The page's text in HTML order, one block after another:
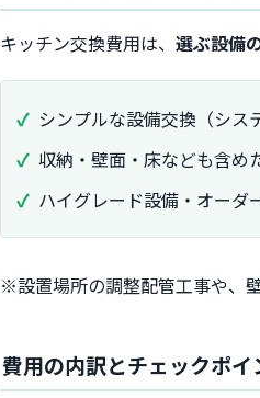
キッチン交換費用は、 選ぶ設備
シンプルな設備交換（シ
収納・壁面・床なども含め
ハイグレード設備・オーダ
※設置場所の調整配管工事や、
費用の内訳とチェックポイ